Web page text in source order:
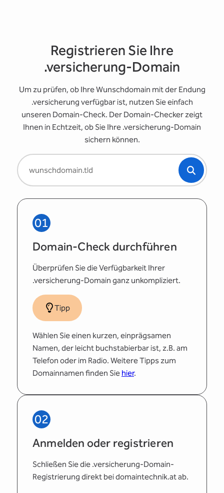
Registrieren Sie Ihre
.versicherung-Domain
Um zu prüfen, ob Ihre Wunschdomain mit der Endung
.versicherung verfügbar ist, nutzen Sie einfach
unseren Domain-Check. Der Domain-Checker zeigt
Ihnen in Echtzeit, ob Sie Ihre .versicherung-Domain
sichern können.
01
Domain-Check durchführen
Überprüfen Sie die Verfügbarkeit Ihrer
.versicherung-Domain ganz unkompliziert.
Tipp
Wählen Sie einen kurzen, einprägsamen
Namen, der leicht buchstabierbar ist, z.B. am
Telefon oder im Radio. Weitere Tipps zum
Domainnamen finden Sie hier.
02
Anmelden oder registrieren
Schließen Sie die .versicherung-Domain-
Registrierung direkt bei domaintechnik.at ab.